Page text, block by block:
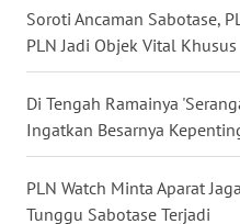
Soroti Ancaman Sabotase,
PLN Jadi Objek Vital Khusus
Di Tengah Ramainya
Ingatkan Besarnya
PLN Watch Minta Aparat
Tunggu Sabotase Terjadi
WN
SUMBAR
SUMSEL